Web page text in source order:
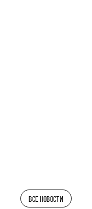
ВСЕ НОВОСТИ